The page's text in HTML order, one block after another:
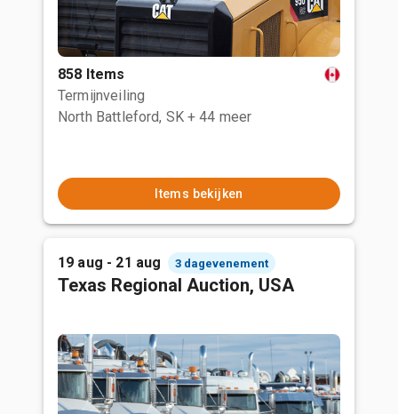
858 Items
Termijnveiling
North Battleford, SK + 44 meer
Items bekijken
19 aug - 21 aug 3 dagevenement
Texas Regional Auction, USA